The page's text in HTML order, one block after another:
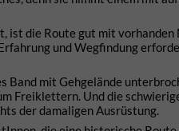
ist die Route gut mit
und Wegfindung
mit Gehgelände
Freiklettern. Und die
der damaligen Ausrüstung.